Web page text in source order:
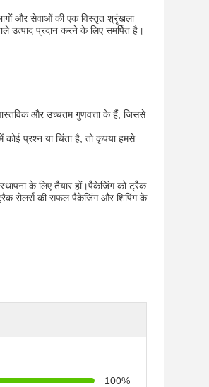
और सेवाओं की एक विस्तृत श्रृंखला
उत्पाद प्रदान करने के लिए समर्पित है।
और उच्चतम गुणवत्ता के हैं, जिससे
कोई प्रश्न या चिंता है, तो कृपया हमसे
के लिए तैयार हों।पैकेजिंग को ट्रैक
रोलर्स की सफल पैकेजिंग और शिपिंग के
100%